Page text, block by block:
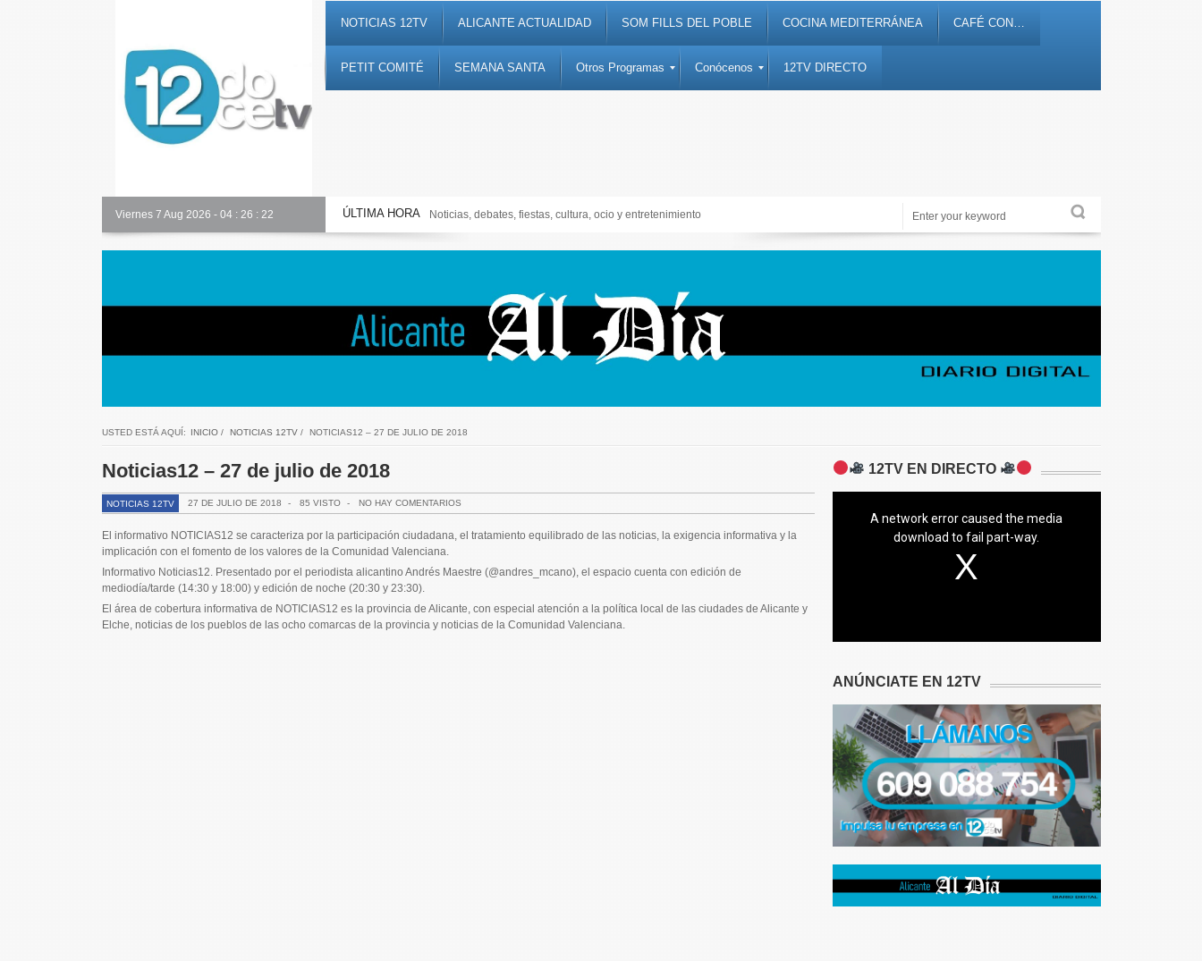
NOTICIAS 12TV ALICANTE ACTUALIDAD SOM FILLS DEL POBLE COCINA MEDITERRÁNEA CAFÉ CON…
PETIT COMITÉ SEMANA SANTA Otros Programas Conócenos 12TV DIRECTO
Viernes 7 Aug 2026 - 04 : 26 : 23 ÚLTIMA HORA
Toda la información al instante en 𝟭𝟮𝗲𝗻𝗱𝗶𝗴𝗶𝘁𝗮𝗹.𝗲𝘀 Noticias, debates, fiestas, cultura, ocio y entretenimiento Periodismo de proximidad en 12tv.es
USTED ESTÁ AQUÍ: INICIO/ NOTICIAS 12TV/ NOTICIAS12 – 27 DE JULIO DE 2018
Noticias12 – 27 de julio de 2018
NOTICIAS 12TV 27 DE JULIO DE 2018 - 85 VISTO - NO HAY COMENTARIOS
El informativo NOTICIAS12 se caracteriza por la participación ciudadana, el tratamiento equilibrado de las noticias, la exigencia informativa y la
implicación con el fomento de los valores de la Comunidad Valenciana.
Informativo Noticias12. Presentado por el periodista alicantino Andrés Maestre (@andres_mcano), el espacio cuenta con edición de
mediodía/tarde (14:30 y 18:00) y edición de noche (20:30 y 23:30).
El área de cobertura informativa de NOTICIAS12 es la provincia de Alicante, con especial atención a la política local de las ciudades de Alicante y
Elche, noticias de los pueblos de las ocho comarcas de la provincia y noticias de la Comunidad Valenciana.
12TV EN DIRECTO
A network error caused the media
download to fail part-way.
ANÚNCIATE EN 12TV